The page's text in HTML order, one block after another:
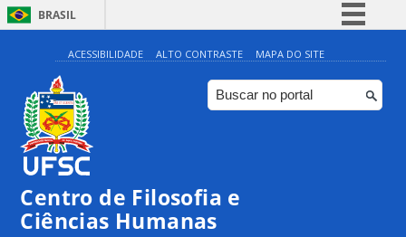
BRASIL
Simplifique!
Comunica BR
Participe
ACESSIBILIDADE ALTO CONTRASTE MAPA DO SITE
Centro de Filosofia e
Ciências Humanas